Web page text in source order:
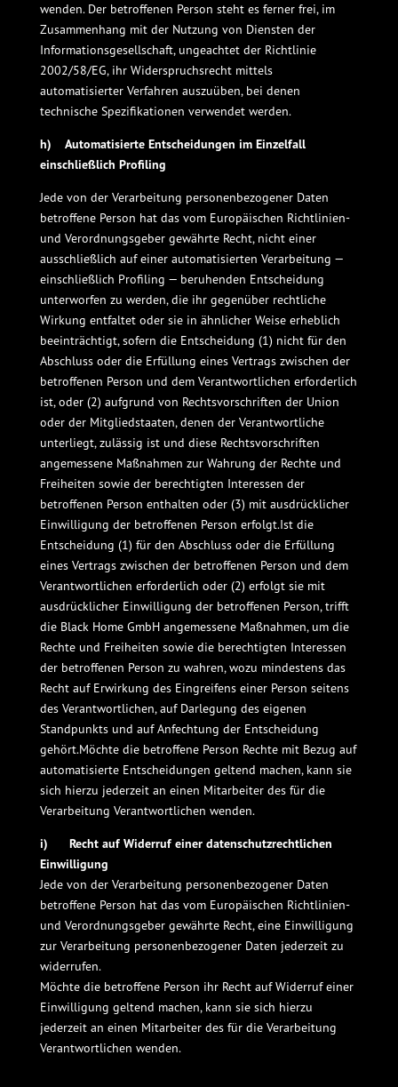
wenden. Der betroffenen Person steht es ferner frei, im
Zusammenhang mit der Nutzung von Diensten der
Informationsgesellschaft, ungeachtet der Richtlinie
2002/58/EG, ihr Widerspruchsrecht mittels
automatisierter Verfahren auszuüben, bei denen
technische Spezifikationen verwendet werden.
h) Automatisierte Entscheidungen im Einzelfall
einschließlich Profiling
Jede von der Verarbeitung personenbezogener Daten
betroffene Person hat das vom Europäischen Richtlinien-
und Verordnungsgeber gewährte Recht, nicht einer
ausschließlich auf einer automatisierten Verarbeitung —
einschließlich Profiling — beruhenden Entscheidung
unterworfen zu werden, die ihr gegenüber rechtliche
Wirkung entfaltet oder sie in ähnlicher Weise erheblich
beeinträchtigt, sofern die Entscheidung (1) nicht für den
Abschluss oder die Erfüllung eines Vertrags zwischen der
betroffenen Person und dem Verantwortlichen erforderlich
ist, oder (2) aufgrund von Rechtsvorschriften der Union
oder der Mitgliedstaaten, denen der Verantwortliche
unterliegt, zulässig ist und diese Rechtsvorschriften
angemessene Maßnahmen zur Wahrung der Rechte und
Freiheiten sowie der berechtigten Interessen der
betroffenen Person enthalten oder (3) mit ausdrücklicher
Einwilligung der betroffenen Person erfolgt.Ist die
Entscheidung (1) für den Abschluss oder die Erfüllung
eines Vertrags zwischen der betroffenen Person und dem
Verantwortlichen erforderlich oder (2) erfolgt sie mit
ausdrücklicher Einwilligung der betroffenen Person, trifft
die Black Home GmbH angemessene Maßnahmen, um die
Rechte und Freiheiten sowie die berechtigten Interessen
der betroffenen Person zu wahren, wozu mindestens das
Recht auf Erwirkung des Eingreifens einer Person seitens
des Verantwortlichen, auf Darlegung des eigenen
Standpunkts und auf Anfechtung der Entscheidung
gehört.Möchte die betroffene Person Rechte mit Bezug auf
automatisierte Entscheidungen geltend machen, kann sie
sich hierzu jederzeit an einen Mitarbeiter des für die
Verarbeitung Verantwortlichen wenden.
i) Recht auf Widerruf einer datenschutzrechtlichen
Einwilligung
Jede von der Verarbeitung personenbezogener Daten
betroffene Person hat das vom Europäischen Richtlinien-
und Verordnungsgeber gewährte Recht, eine Einwilligung
zur Verarbeitung personenbezogener Daten jederzeit zu
widerrufen.
Möchte die betroffene Person ihr Recht auf Widerruf einer
Einwilligung geltend machen, kann sie sich hierzu
jederzeit an einen Mitarbeiter des für die Verarbeitung
Verantwortlichen wenden.